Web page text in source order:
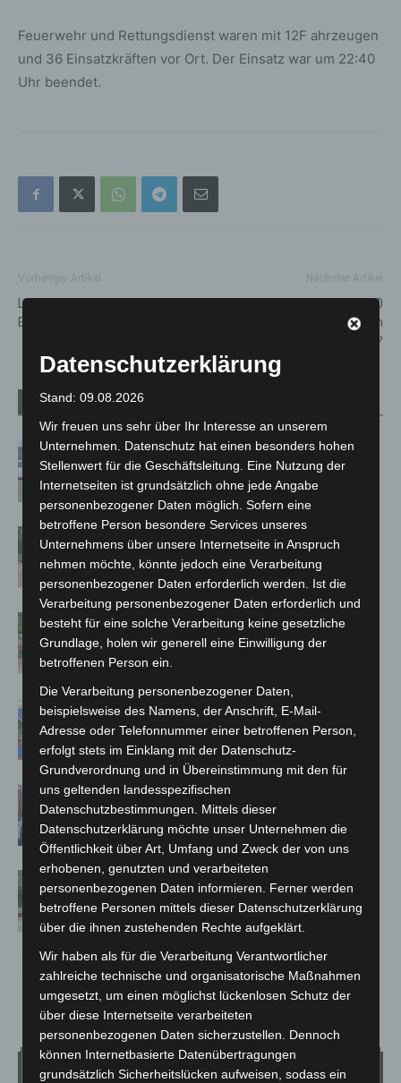
Feuerwehr und Rettungsdienst waren mit 12F ahrzeugen
und 36 Einsatzkräften vor Ort. Der Einsatz war um 22:40
Uhr beendet.
Landesstraße L484 nach Lkw-
Brand vollgesperrt
E-Bikes im Wert von 50.000
Euro gestohlen – Wer kann
Hinweise geben?
Verwandte Artikel
Niedersachsen: Feuerwehrkräfte
kehren nach Waldbrandeinsatz aus
Spanien zurück
Brand im „Haus der Begegnung“ in
Neuwarmbüchen schnell eingedämmt
Region Hannover: 21 neue
Notfallsanitäter starten beim Roten
Kreuz
Mann läuft mit Hockeyschläger über
A7 – Polizei sucht Zeugen
Celle: Mensch stirbt bei Bagger-Unfall
auf Baustelle
Gasleitung bei McDonald’s-Umbau in
Langenhagen beschädigt
Wetter
Datenschutzerklärung
Stand: 09.08.2026
Wir freuen uns sehr über Ihr Interesse an unserem
Unternehmen. Datenschutz hat einen besonders hohen
Stellenwert für die Geschäftsleitung. Eine Nutzung der
Internetseiten ist grundsätzlich ohne jede Angabe
personenbezogener Daten möglich. Sofern eine
betroffene Person besondere Services unseres
Unternehmens über unsere Internetseite in Anspruch
nehmen möchte, könnte jedoch eine Verarbeitung
personenbezogener Daten erforderlich werden. Ist die
Verarbeitung personenbezogener Daten erforderlich und
besteht für eine solche Verarbeitung keine gesetzliche
Grundlage, holen wir generell eine Einwilligung der
betroffenen Person ein.
Die Verarbeitung personenbezogener Daten,
beispielsweise des Namens, der Anschrift, E-Mail-
Adresse oder Telefonnummer einer betroffenen Person,
erfolgt stets im Einklang mit der Datenschutz-
Grundverordnung und in Übereinstimmung mit den für
uns geltenden landesspezifischen
Datenschutzbestimmungen. Mittels dieser
Datenschutzerklärung möchte unser Unternehmen die
Öffentlichkeit über Art, Umfang und Zweck der von uns
erhobenen, genutzten und verarbeiteten
personenbezogenen Daten informieren. Ferner werden
betroffene Personen mittels dieser Datenschutzerklärung
über die ihnen zustehenden Rechte aufgeklärt.
Wir haben als für die Verarbeitung Verantwortlicher
zahlreiche technische und organisatorische Maßnahmen
umgesetzt, um einen möglichst lückenlosen Schutz der
über diese Internetseite verarbeiteten
personenbezogenen Daten sicherzustellen. Dennoch
können Internetbasierte Datenübertragungen
grundsätzlich Sicherheitslücken aufweisen, sodass ein